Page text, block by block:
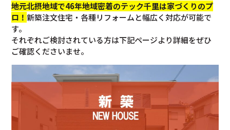
地元北摂地域で46年地域密着のテック千里は家づくりのプ
ロ！新築注文住宅・各種リフォームと幅広く対応が可能で
す。
それぞれご検討されている方は下記ページより詳細をぜひ
ご確認くださいませ。